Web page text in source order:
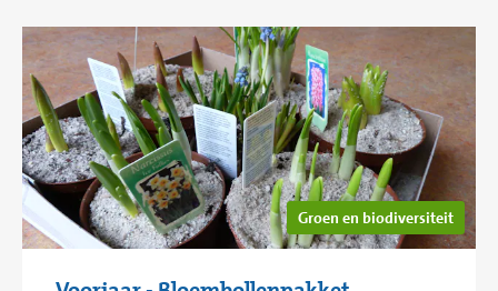
Groen en biodiversiteit